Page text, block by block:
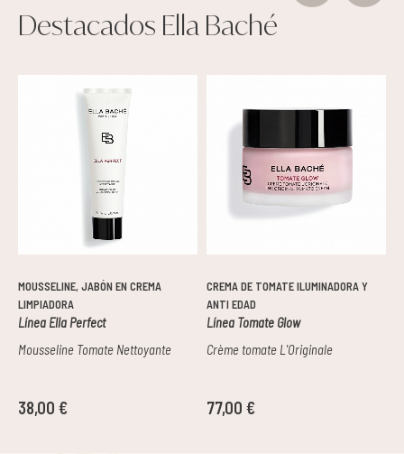
Destacados Ella Baché
MOUSSELINE, JABÓN EN CREMA
LIMPIADORA
Línea Ella Perfect
Mousseline Tomate Nettoyante
38,00 €
CREMA DE TOMATE ILUMINADORA Y
ANTI EDAD
Línea Tomate Glow
Crème tomate L'Originale
77,00 €